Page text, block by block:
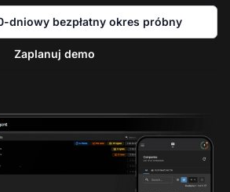
dniowy bezpłatny okres próbny
Zaplanuj demo